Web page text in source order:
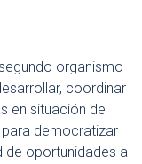
organismo
coordinar
en situación de
democratizar
de oportunidades a